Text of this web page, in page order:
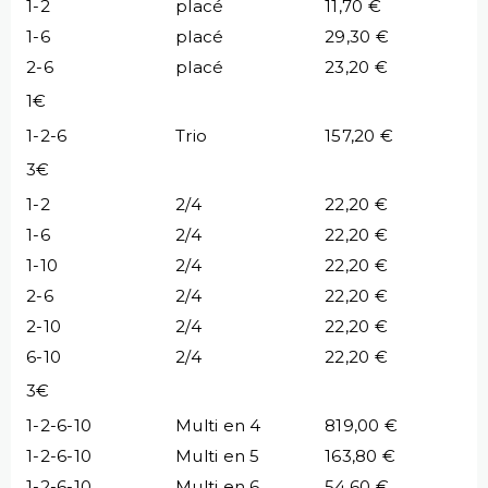
1-2 placé
11,70 €
1-6
placé
29,30 €
2-6
placé
23,20 €
1€
1-2-6
Trio
157,20 €
3€
1-2
2/4
22,20 €
1-6
2/4
22,20 €
1-10
2/4
22,20 €
2-6
2/4
22,20 €
2-10
2/4
22,20 €
6-10
2/4
22,20 €
3€
1-2-6-10
Multi en 4
819,00 €
1-2-6-10
Multi en 5
163,80 €